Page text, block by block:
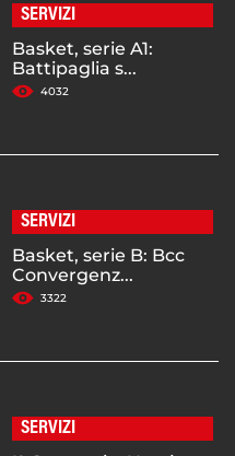
SERVIZI
Basket, serie A1:
Battipaglia s...
4032
SERVIZI
Basket, serie B: Bcc
Convergenz...
3322
SERVIZI